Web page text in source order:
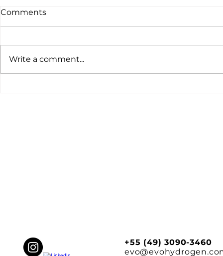
Comments
Write a comment...
+55 (49) 3090-3460